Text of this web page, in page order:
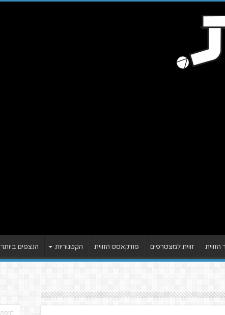
זווית למצטרפים פודקאסט הזווית הקטגוריות הנצפים ביותר